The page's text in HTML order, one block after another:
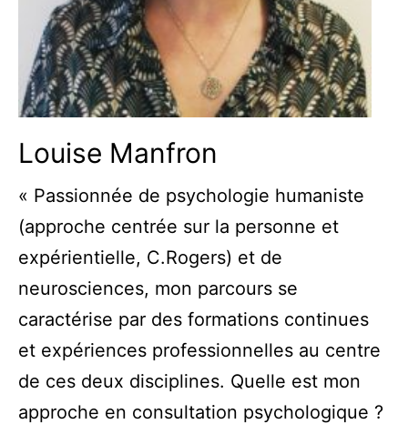
Louise Manfron
« Passionnée de psychologie humaniste
(approche centrée sur la personne et
expérientielle, C.Rogers) et de
neurosciences, mon parcours se
caractérise par des formations continues
et expériences professionnelles au centre
de ces deux disciplines. Quelle est mon
approche en consultation psychologique ?